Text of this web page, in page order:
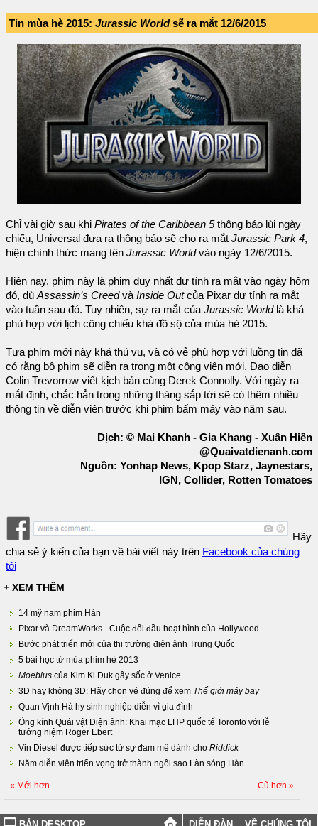
Tin mùa hè 2015: Jurassic Worldsẽ ra mắt 12/6/2015
Chỉ vài giờ sau khi Pirates of the Caribbean 5thông báo lùi ngày
chiếu, Universal đưa ra thông báo sẽ cho ra mắt Jurassic Park 4,
hiện chính thức mang tên Jurassic Worldvào ngày 12/6/2015.
Hiện nay, phim này là phim duy nhất dự tính ra mắt vào ngày hôm
đó, dùAssassin’s CreedvàInside Outcủa Pixar dự tính ra mắt
vào tuần sau đó. Tuy nhiên, sự ra mắt củaJurassic Worldlà khá
phù hợp với lịch công chiếu khá đồ sộ của mùa hè 2015.
Tựa phim mới này khá thú vụ, và có vẻ phù hợp với luồng tin đã
có rằng bộ phim sẽ diễn ra trong một công viên mới. Đạo diễn
Colin Trevorrow viết kịch bản cùng Derek Connolly. Với ngày ra
mắt định, chắc hẳn trong những tháng sắp tới sẽ có thêm nhiều
thông tin về diễn viên trước khi phim bấm máy vào năm sau.
Dịch: © Mai Khanh - Gia Khang - Xuân Hiền
@Quaivatdienanh.com
Nguồn: Yonhap News, Kpop Starz, Jaynestars,
IGN, Collider, Rotten Tomatoes
Hãy
chia sẻ ý kiến của bạn về bài viết này trên Facebook của chúng
tôi
+ XEM THÊM
14 mỹ nam phim Hàn
Pixar và DreamWorks - Cuộc đối đầu hoạt hình của Hollywood
Bước phát triển mới của thị trường điện ảnh Trung Quốc
5 bài học từ mùa phim hè 2013
Moebius của Kim Ki Duk gây sốc ở Venice
3D hay không 3D: Hãy chọn vé đúng để xem Thế giới máy bay
Quan Vịnh Hà hy sinh nghiệp diễn vì gia đình
Ống kính Quái vật Điện ảnh: Khai mạc LHP quốc tế Toronto với lễ
tưởng niệm Roger Ebert
Vin Diesel được tiếp sức từ sự đam mê dành cho Riddick
Năm diễn viên triển vọng trở thành ngôi sao Làn sóng Hàn
« Mới hơn Cũ hơn »